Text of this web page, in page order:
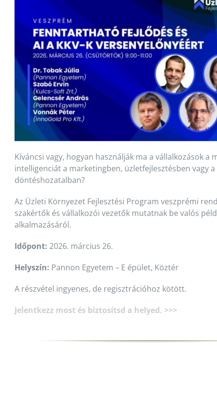
Kíváncsi vagy, hogyan használják ma a vállalkozások a
intelligenciát a marketingben, üzletfejlesztésben vagy a
döntéshozatalban?
Az Üzleti Környezet Fejlesztési Program veszprémi
szakértők és vállalkozói vezetők mutatnak be valós
alkalmazásáról.
Időpont: 2026. március 26.
Helyszín: Pannon Egyetem – E épület, Köztér
A részvétel ingyenes, de regisztrációhoz kötött.
Jelentkezz most és biztosítsd a helyed. >>>